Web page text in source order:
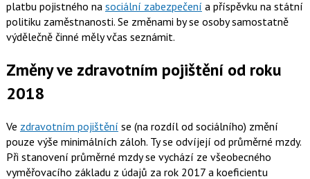
k
u
platbu pojistného na sociální zabezpečenía příspěvku na státní
politiku zaměstnanosti. Se změnami by se osoby samostatně
výdělečně činné měly včas seznámit.
Změny ve zdravotním pojištění od roku
2018
Ve zdravotním pojištěníse (na rozdíl od sociálního) změní
pouze výše minimálních záloh. Ty se odvíjejí od průměrné mzdy.
Při stanovení průměrné mzdy se vychází ze všeobecného
vyměřovacího základu z údajů za rok 2017 a koeficientu